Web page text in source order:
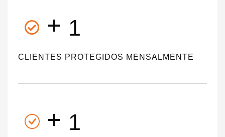
+ 1
CLIENTES PROTEGIDOS MENSALMENTE
+ 1